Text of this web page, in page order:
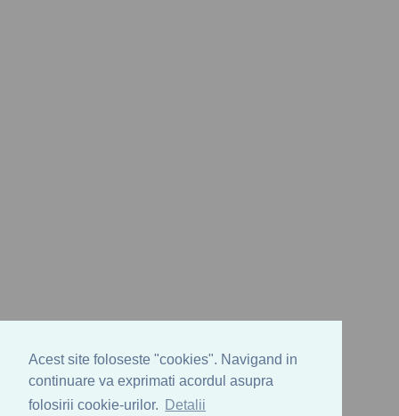
Acest site foloseste "cookies". Navigand in
continuare va exprimati acordul asupra
folosirii cookie-urilor.
Detalii